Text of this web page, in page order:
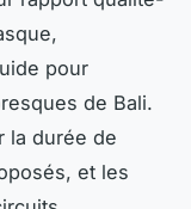
pour
de Bali.
la durée de
et les